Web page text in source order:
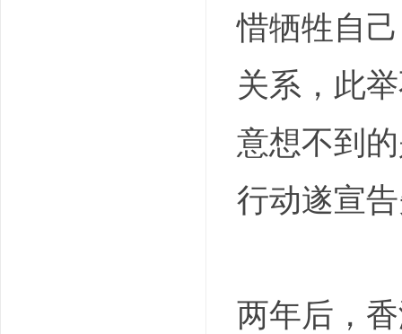
惜牺牲自
关系，此
意想不到
行动遂宣
两年后，